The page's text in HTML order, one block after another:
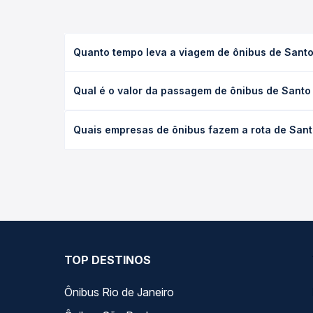
Quanto tempo leva a viagem de ônibus de
(convencional, executivo ou leito) e as condições
Qual é o valor da passagem de ônibus de
empresa, o tipo de poltrona e a antecedência da
Quais empresas de ônibus fazem a rota de
TOP DESTINOS
Ônibus Rio de Janeiro